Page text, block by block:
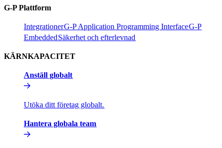
G-P Plattform​​
Integrationer​​G-P Application Programming Interface​​G-P
Embedded​​Säkerhet och efterlevnad​​
KÄRNKAPACITET​​
Anställ globalt​​
Utöka ditt företag globalt.​​
Hantera globala team​​